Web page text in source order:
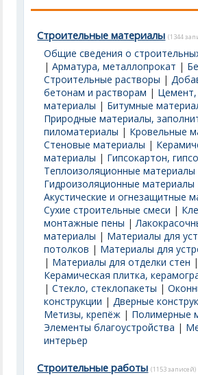
Строительные материалы (1344
Общие сведения о
|Арматура, металлопрокат |
Строительные растворы |
бетонам и растворам |
материалы | Битумные
Природные материалы,
пиломатериалы | Кровельные
Стеновые материалы |
материалы | Гипсокартон,
Теплоизоляционные материалы
Гидроизоляционные материалы
Акустические и огнезащитные
Сухие строительные смеси |
монтажные пены |
материалы | Материалы для
потолков | Материалы для
| Материалы для отделки стен |
Керамическая плитка,
|Стекло, стеклопакеты |
конструкции |Дверные
Метизы, крепёж | Полимерные
Элементы благоустройства |
интерьер
Строительные работы (1153 записей)